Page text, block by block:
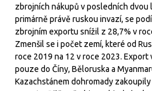
zbrojních nákupů v posledních
primárně právě ruskou invazí, se
zbrojním exportu snížil z 28,7% v
Zmenšil se i počet zemí, které od
roce 2019 na 12 v roce 2023.
pouze do Číny, Běloruska a
Kazachstánem dohromady